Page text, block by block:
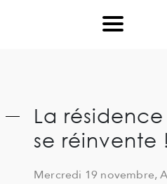
La
se réinvente !
Mercredi 19 novembre,